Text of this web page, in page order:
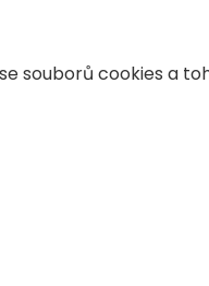
souborů cookies a